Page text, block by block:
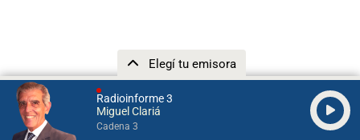
Radioinforme 3
Miguel Clariá
Cadena 3
Elegí tu emisora